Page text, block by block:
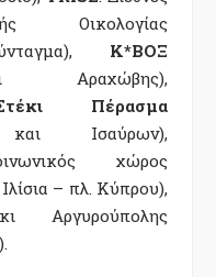
Οικολογίας
Κ*ΒΟΞ
Αραχώβης),
Στέκι Πέρασμα
Ισαύρων),
χώρος
– πλ. Κύπρου),
Αργυρούπολης